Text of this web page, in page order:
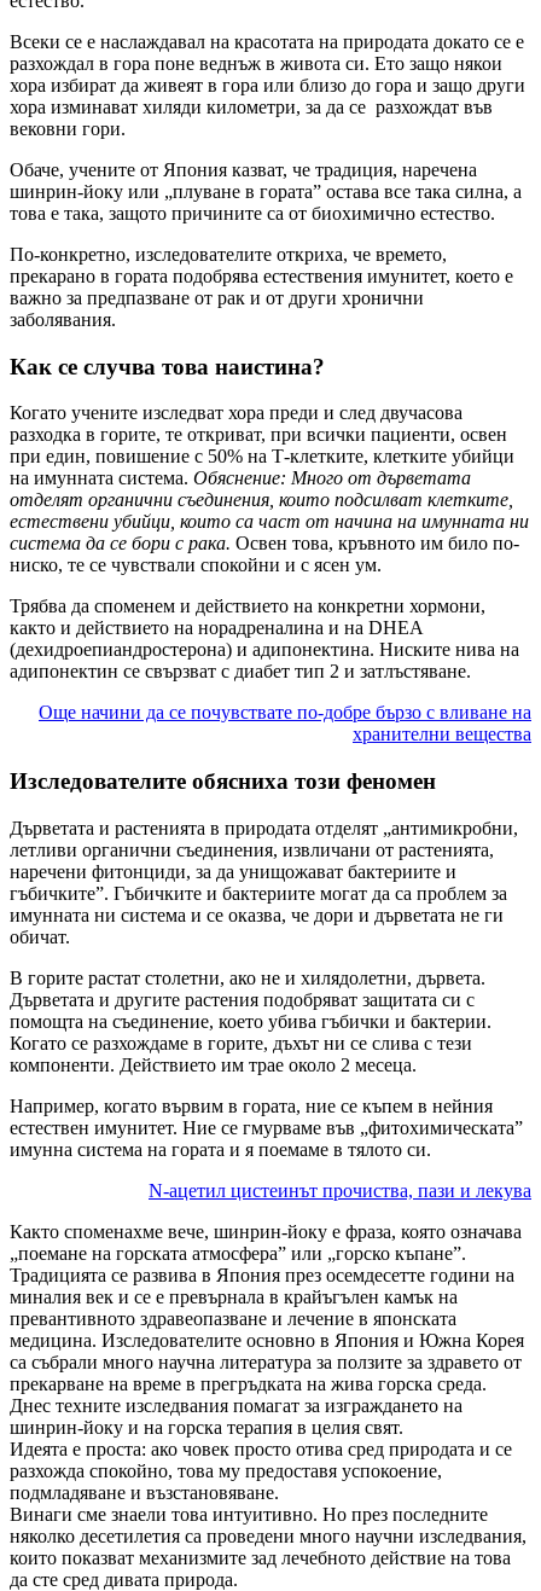
Всеки се е наслаждавал на красотата на природата докато се е
разхождал в гора поне веднъж в живота си. Ето защо някои
хора избират да живеят в гора или близо до гора и защо други
хора изминават хиляди километри, за да се разхождат във
вековни гори.
Обаче, учените от Япония казват, че традиция, наречена
шинрин-йоку или „плуване в гората” остава все така силна, а
това е така, защото причините са от биохимично естество.
По-конкретно, изследователите откриха, че времето,
прекарано в гората подобрява естествения имунитет, което е
важно за предпазване от рак и от други хронични
заболявания.
Как се случва това наистина?
Когато учените изследват хора преди и след двучасова
разходка в горите, те откриват, при всички пациенти, освен
при един, повишение с 50% на Т-клетките, клетките убийци
на имунната система. Обяснение: Много от дърветата
отделят органични съединения, които подсилват клетките,
естествени убийци, които са част от начина на имунната ни
система да се бори с рака. Освен това, кръвното им било по-
ниско, те се чувствали спокойни и с ясен ум.
Трябва да споменем и действието на конкретни хормони,
както и действието на норадреналина и на DHEA
(дехидроепиандростеронa) и адипонектина. Ниските нива на
адипонектин се свързват с диабет тип 2 и затлъстяване.
Още начини да се почувствате по-добре бързо с вливане на
хранителни вещества
Изследователите обясниха този феномен
Дърветата и растенията в природата отделят „антимикробни,
летливи органични съединения, извличани от растенията,
наречени фитонциди, за да унищожават бактериите и
гъбичките”. Гъбичките и бактериите могат да са проблем за
имунната ни система и се оказва, че дори и дърветата не ги
обичат.
В горите растат столетни, ако не и хилядолетни, дървета.
Дърветата и другите растения подобряват защитата си с
помощта на съединение, което убива гъбички и бактерии.
Когато се разхождаме в горите, дъхът ни се слива с тези
компоненти. Действието им трае около 2 месеца.
Например, когато вървим в гората, ние се къпем в нейния
естествен имунитет. Ние се гмурваме във „фитохимическата”
имунна система на гората и я поемаме в тялото си.
N-ацетил цистеинът прочиства, пази и лекува
Както споменахме вече, шинрин-йоку е фраза, която означава
„поемане на горската атмосфера” или „горско къпане”.
Традицията се развива в Япония през осемдесетте години на
миналия век и се е превърнала в крайъгълен камък на
превантивното здравеопазване и лечение в японската
медицина. Изследователите основно в Япония и Южна Корея
са събрали много научна литература за ползите за здравето от
прекарване на време в прегръдката на жива горска среда.
Днес техните изследвания помагат за изграждането на
шинрин-йоку и на горска терапия в целия свят.
Идеята е проста: ако човек просто отива сред природата и се
разхожда спокойно, това му предоставя успокоение,
подмладяване и възстановяване.
Винаги сме знаели това интуитивно. Но през последните
няколко десетилетия са проведени много научни изследвания,
които показват механизмите зад лечебното действие на това
да сте сред дивата природа.